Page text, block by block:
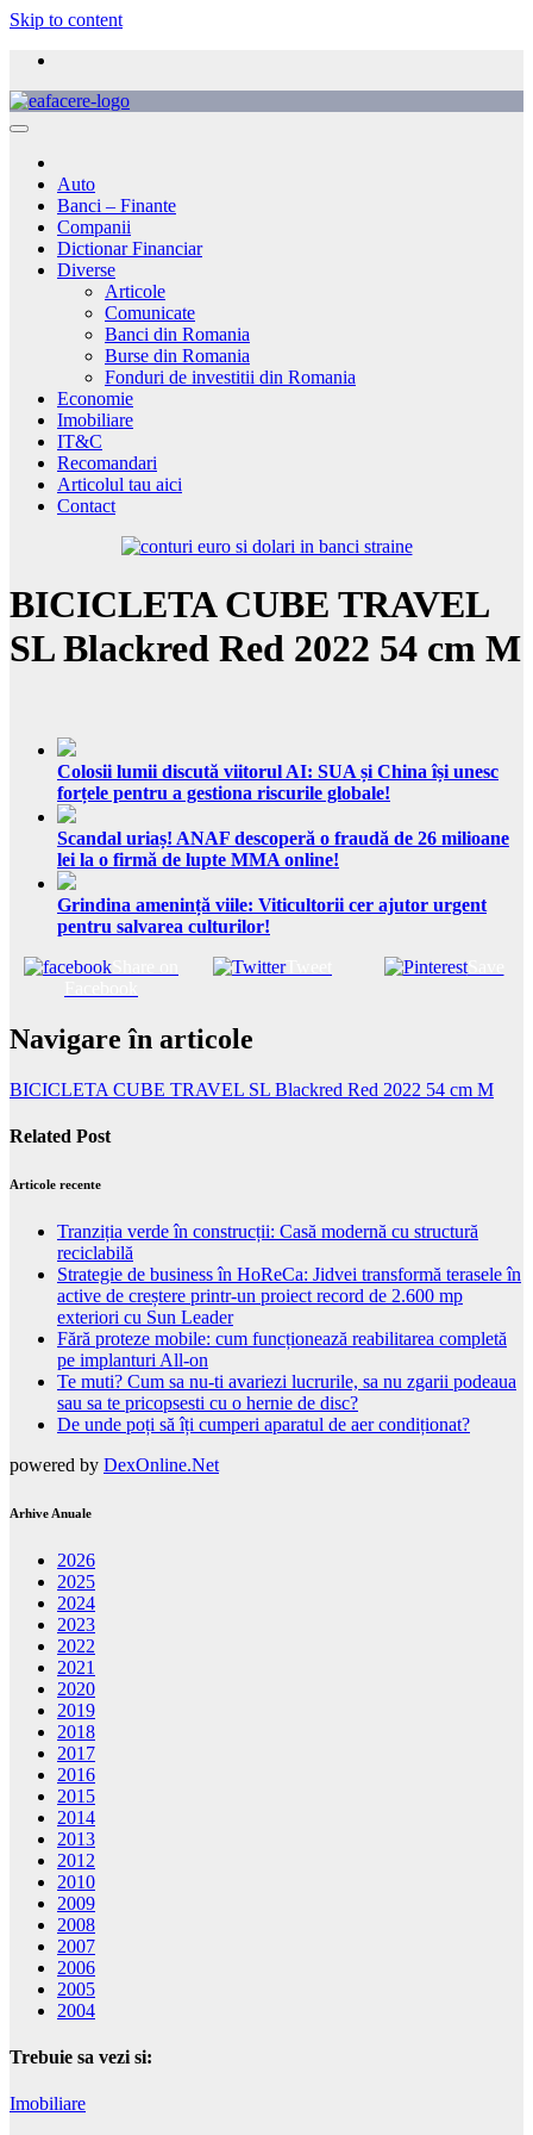
Skip to content
Auto
Banci – Finante
Companii
Dictionar Financiar
Diverse
Articole
Comunicate
Banci din Romania
Burse din Romania
Fonduri de investitii din Romania
Economie
Imobiliare
IT&C
Recomandari
Articolul tau aici
Contact
BICICLETA CUBE TRAVEL
SL Blackred Red 2022 54 cm M
Colosii lumii discută viitorul AI: SUA și China își unesc
forțele pentru a gestiona riscurile globale!
Scandal uriaș! ANAF descoperă o fraudă de 26 milioane
lei la o firmă de lupte MMA online!
Grindina amenință viile: Viticultorii cer ajutor urgent
pentru salvarea culturilor!
Tweet Save
Navigare în articole
BICICLETA CUBE TRAVEL SL Blackred Red 2022 54 cm M
Related Post
Articole recente
Tranziția verde în construcții: Casă modernă cu structură
reciclabilă
Strategie de business în HoReCa: Jidvei transformă terasele în
active de creștere printr-un proiect record de 2.600 mp
exteriori cu Sun Leader
Fără proteze mobile: cum funcționează reabilitarea completă
pe implanturi All-on
Te muti? Cum sa nu-ti avariezi lucrurile, sa nu zgarii podeaua
sau sa te pricopsesti cu o hernie de disc?
De unde poți să îți cumperi aparatul de aer condiționat?
powered by DexOnline.Net
Arhive Anuale
2026
2025
2024
2023
2022
2021
2020
2019
2018
2017
2016
2015
2014
2013
2012
2010
2009
2008
2007
2006
2005
2004
Trebuie sa vezi si:
Imobiliare